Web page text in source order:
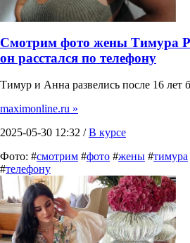
Смотрим фото жены Тимура
он расстался по телефону
Тимур и Анна развелись после 16 лет
maximonline.ru »
2025-05-30 12:32 /В курсе
Фото: #смотрим #фото #жены #тимура
#телефону